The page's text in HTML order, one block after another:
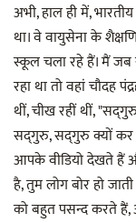
अभी, हाल ही में,
था। वे वायुसेना के
स्कूल चला रहे हैं। मैं
रहा था तो वहां चौदह
थीं, चीख रहीं थीं,
सद्‌गुरु, सद्‌गुरु क्यों कर
आपके वीडियो देखते हैं
है, तुम लोग बोर हो
को बहुत पसन्द करते